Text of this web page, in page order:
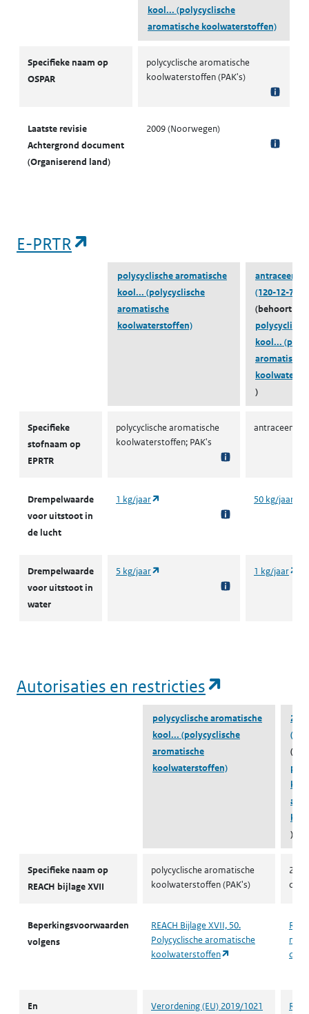
kool... (polycyclische
aromatische koolwaterstoffen)
Specifieke naam op
OSPAR
polycyclische aromatische
koolwaterstoffen (PAK's)
Laatste revisie
Achtergrond document
(Organiserend land)
2009 (Noorwegen)
E-PRTR
polycyclische aromatische
kool... (polycyclische
aromatische
koolwaterstoffen)
antraceen
(120-12-7)
(behoort tot
kool...
aromatische
)
Specifieke
stofnaam op
EPRTR
polycyclische aromatische
koolwaterstoffen; PAK's
antraceen
Drempelwaarde
voor uitstoot in
de lucht
1 kg/jaar (opent in een nieuw tabblad)50 kg/jaar
Drempelwaarde
voor uitstoot in
water
5 kg/jaar (opent in een nieuw tabblad)1 kg/jaar
Autorisaties en restricties
polycyclische aromatische
kool... (polycyclische
aromatische
koolwaterstoffen)
2-
(91-
)
Specifieke naam op
REACH bijlage XVII
polycyclische aromatische
koolwaterstoffen (PAK's)
2-
Beperkingsvoorwaarden
volgens
REACH Bijlage XVII, 50.
Polycyclische aromatische
koolwaterstoffen
(opent in een
En
Verordening (EU) 2019/1021